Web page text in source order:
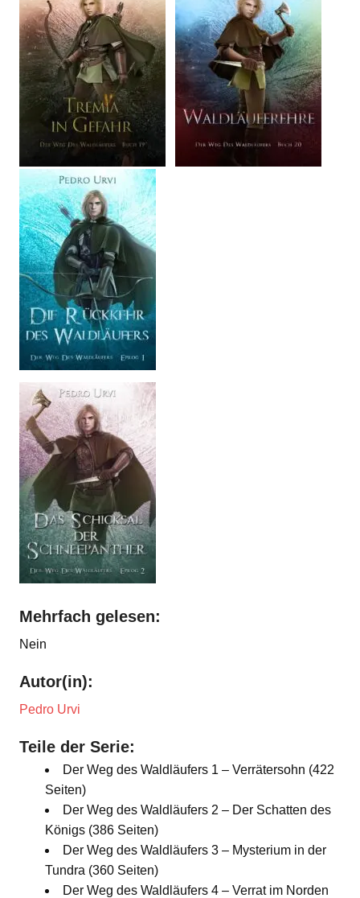
Mehrfach gelesen:
Nein
Autor(in):
Pedro Urvi
Teile der Serie:
Der Weg des Waldläufers 1 – Verrätersohn (422
Seiten)
Der Weg des Waldläufers 2 – Der Schatten des
Königs (386 Seiten)
Der Weg des Waldläufers 3 – Mysterium in der
Tundra (360 Seiten)
Der Weg des Waldläufers 4 – Verrat im Norden